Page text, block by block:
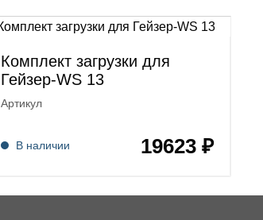
Комплект загрузки для
Гейзер-WS 13
Артикул
В наличии 19623 ₽